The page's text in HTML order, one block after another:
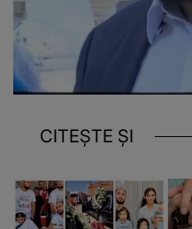
CITEȘTE ȘI